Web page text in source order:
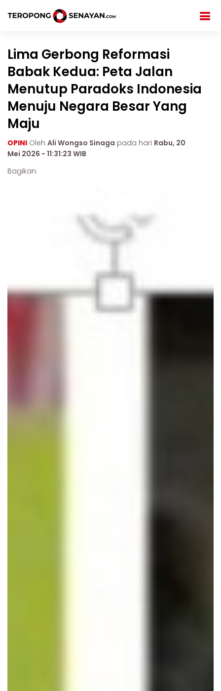
Lima Gerbong Reformasi
Babak Kedua: Peta Jalan
Menutup Paradoks Indonesia
Menuju Negara Besar Yang
Maju
OPINI Oleh Ali Wongso Sinaga pada hari Rabu, 20
Mei 2026 - 11:31:23 WIB
Bagikan: